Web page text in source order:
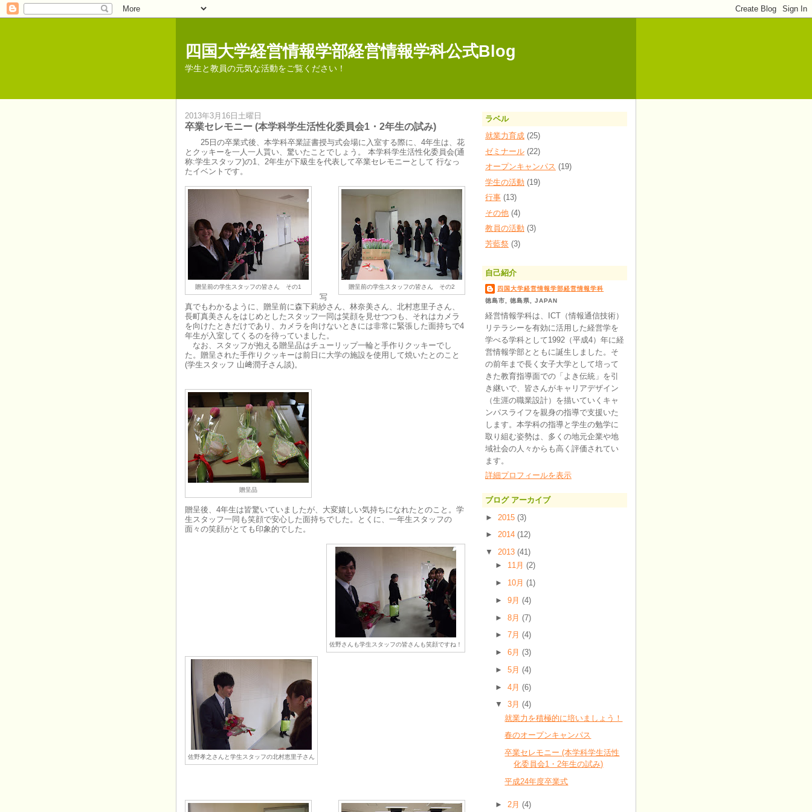
四国大学経営情報学部経営情報学科公式Blog
学生と教員の元気な活動をご覧ください！
2013年3月16日土曜日
卒業セレモニー (本学科学生活性化委員会1・2年生の試み)
25日の卒業式後、本学科卒業証書授与式会場に入室する際に、4年生は、花
とクッキーを一人一人貰い、驚いたことでしょう。 本学科学生活性化委員会(通
称:学生スタッフ)の1、2年生が下級生を代表して卒業セレモニーとして 行なっ
たイベントです。
贈呈前の学生スタッフの皆さん その1 贈呈前の学生スタッフの皆さん その2
写
真でもわかるように、贈呈前に森下莉紗さん、林奈美さん、北村恵里子さん、
長町真美さんをはじめとしたスタッフ一同は笑顔を見せつつも、それはカメラ
を向けたときだけであり、カメラを向けないときには非常に緊張した面持ちで4
年生が入室してくるのを待っていました。
なお、スタッフが抱える贈呈品はチューリップ一輪と手作りクッキーでし
た。贈呈された手作りクッキーは前日に大学の施設を使用して焼いたとのこと
(学生スタッフ 山﨑潤子さん談)。
贈呈品
贈呈後、4年生は皆驚いていましたが、大変嬉しい気持ちになれたとのこと。学
生スタッフ一同も笑顔で安心した面持ちでした。とくに、一年生スタッフの
面々の笑顔がとても印象的でした。
佐野さんも学生スタッフの皆さんも笑顔ですね！
佐野孝之さんと学生スタッフの北村恵里子さん
ラベル
就業力育成 (25)
ゼミナール (22)
オープンキャンパス (19)
学生の活動 (19)
行事 (13)
その他 (4)
教員の活動 (3)
芳藍祭 (3)
自己紹介
四国大学経営情報学部経営情報学科
徳島市, 徳島県, JAPAN
経営情報学科は、ICT（情報通信技術）
リテラシーを有効に活用した経営学を
学べる学科として1992（平成4）年に経
営情報学部とともに誕生しました。そ
の前年まで長く女子大学として培って
きた教育指導面での「よき伝統」を引
き継いで、皆さんがキャリアデザイン
（生涯の職業設計）を描いていくキャ
ンパスライフを親身の指導で支援いた
します。本学科の指導と学生の勉学に
取り組む姿勢は、多くの地元企業や地
域社会の人々からも高く評価されてい
ます。
詳細プロフィールを表示
ブログ アーカイブ
► 2015 (3)
► 2014 (12)
▼ 2013 (41)
► 11月 (2)
► 10月 (1)
► 9月 (4)
► 8月 (7)
► 7月 (4)
► 6月 (3)
► 5月 (4)
► 4月 (6)
▼ 3月 (4)
就業力を積極的に培いましょう！
春のオープンキャンパス
卒業セレモニー (本学科学生活性
化委員会1・2年生の試み)
平成24年度卒業式
► 2月 (4)